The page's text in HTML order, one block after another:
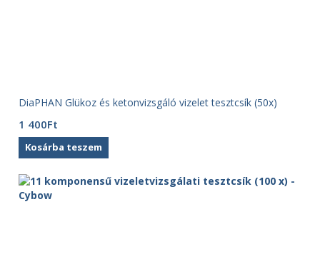
DiaPHAN Glükoz és ketonvizsgáló vizelet tesztcsík (50x)
1 400Ft
Kosárba teszem